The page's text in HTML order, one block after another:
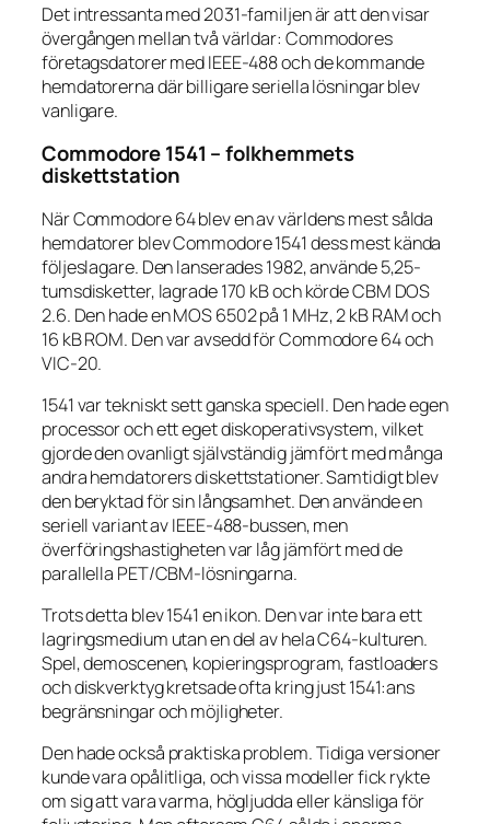
Det intressanta med 2031-familjen är att den visar
övergången mellan två världar: Commodores
företagsdatorer med IEEE-488 och de kommande
hemdatorerna där billigare seriella lösningar blev
vanligare.
Commodore 1541 – folkhemmets
diskettstation
När Commodore 64 blev en av världens mest sålda
hemdatorer blev Commodore 1541 dess mest kända
följeslagare. Den lanserades 1982, använde 5,25-
tumsdisketter, lagrade 170 kB och körde CBM DOS
2.6. Den hade en MOS 6502 på 1 MHz, 2 kB RAM och
16 kB ROM. Den var avsedd för Commodore 64 och
VIC-20.
1541 var tekniskt sett ganska speciell. Den hade egen
processor och ett eget diskoperativsystem, vilket
gjorde den ovanligt självständig jämfört med många
andra hemdatorers diskettstationer. Samtidigt blev
den beryktad för sin långsamhet. Den använde en
seriell variant av IEEE-488-bussen, men
överföringshastigheten var låg jämfört med de
parallella PET/CBM-lösningarna.
Trots detta blev 1541 en ikon. Den var inte bara ett
lagringsmedium utan en del av hela C64-kulturen.
Spel, demoscenen, kopieringsprogram, fastloaders
och diskverktyg kretsade ofta kring just 1541:ans
begränsningar och möjligheter.
Den hade också praktiska problem. Tidiga versioner
kunde vara opålitliga, och vissa modeller fick rykte
om sig att vara varma, högljudda eller känsliga för